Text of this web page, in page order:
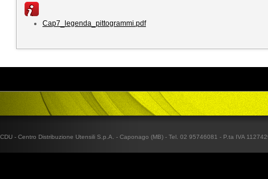
Cap7_legenda_pittogrammi.pdf
CDU - Centro Distribuzione Utensili S.p.A. - Caponago (MB) - Tel. 02 95746081 - P.ta IVA